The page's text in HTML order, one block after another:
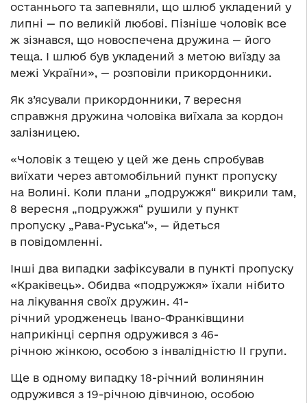
останнього та запевняли, що шлюб укладений у
липні — по великій любові. Пізніше чоловік все
ж зізнався, що новоспечена дружина — його
теща. І шлюб був укладений з метою виїзду за
межі України», — розповіли прикордонники.
Як з’ясували прикордонники, 7 вересня
справжня дружина чоловіка виїхала за кордон
залізницею.
«Чоловік з тещею у цей же день спробував
виїхати через автомобільний пункт пропуску
на Волині. Коли плани „подружжя“ викрили там,
8 вересня „подружжя“ рушили у пункт
пропуску „Рава-Руська“», — йдеться
в повідомленні.
Інші два випадки зафіксували в пункті пропуску
«Краківець». Обидва «подружжя» їхали нібито
на лікування своїх дружин. 41-
річний уродженець Івано-Франківщини
наприкінці серпня одружився з 46-
річною жінкою, особою з інвалідністю II групи.
Ще в одному випадку 18-річний волинянин
одружився з 19-річною дівчиною, особою